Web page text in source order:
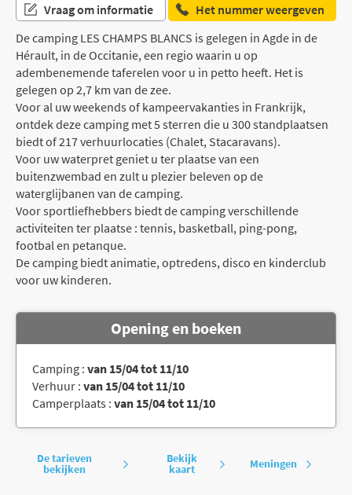
Vraag om informatie
Het nummer weergeven
De camping LES CHAMPS BLANCS is gelegen in Agde in de
Hérault, in de Occitanie, een regio waarin u op
adembenemende taferelen voor u in petto heeft. Het is
gelegen op 2,7 km van de zee.
Voor al uw weekends of kampeervakanties in Frankrijk,
ontdek deze camping met 5 sterren die u 300 standplaatsen
biedt of 217 verhuurlocaties (Chalet, Stacaravans).
Voor uw waterpret geniet u ter plaatse van een
buitenzwembad en zult u plezier beleven op de
waterglijbanen van de camping.
Voor sportliefhebbers biedt de camping verschillende
activiteiten ter plaatse : tennis, basketball, ping-pong,
footbal en petanque.
De camping biedt animatie, optredens, disco en kinderclub
voor uw kinderen.
Opening en boeken
Camping : van 15/04 tot 11/10
Verhuur : van 15/04 tot 11/10
Camperplaats : van 15/04 tot 11/10
De tarieven
bekijken
Bekijk
kaart Meningen